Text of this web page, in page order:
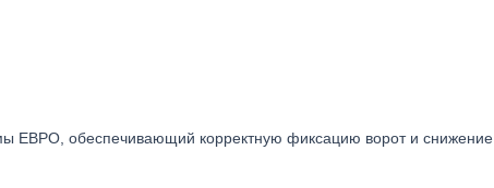
ЕВРО, обеспечивающий корректную фиксацию ворот и снижение